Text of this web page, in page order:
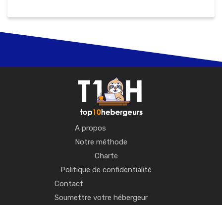
A propos
Notre méthode
Charte
Politique de confidentialité
Contact
Soumettre votre hébergeur